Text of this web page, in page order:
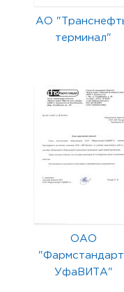
АО
терминал"
ОАО
УфаВИТА"